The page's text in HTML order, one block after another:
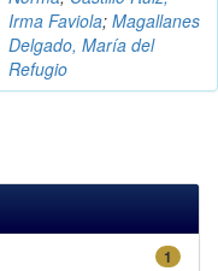
Irma Faviola; Magallanes
Delgado, María del
Refugio
1